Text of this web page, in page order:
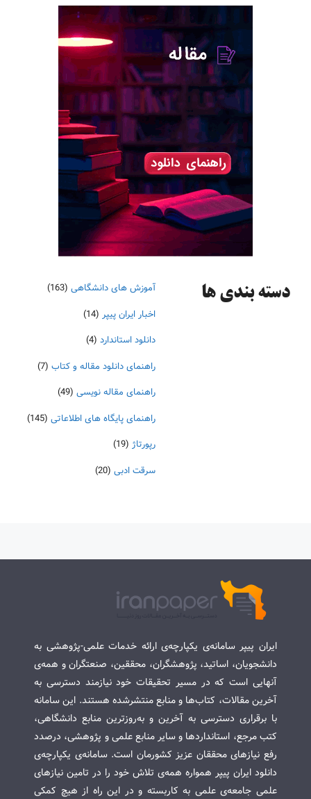
دسته‌ بندی ها آموزش های دانشگاهی (163)
اخبار ایران پیپر (14)
دانلود استاندارد (4)
راهنمای دانلود مقاله و کتاب (7)
راهنمای مقاله نویسی (49)
راهنمای پایگاه های اطلاعاتی (145)
رپورتاژ (19)
سرقت ادبی (20)
ایران پیپر سامانه‌ی یکپارچه‌ی ارائه خدمات علمی-پژوهشی به
دانشجویان، اساتید، پژوهشگران، محققین، صنعتگران و همه‌ی
آنهایی است که در مسیر تحقیقات خود نیازمند دسترسی به
آخرین مقالات، کتاب‌ها و منابع منتشرشده هستند. این سامانه
با برقراری دسترسی به آخرین و به‌روزترین منابع دانشگاهی،
کتب مرجع، استانداردها و سایر منابع علمی و پژوهشی، درصدد
رفع نیازهای محققان عزیز کشورمان است. سامانه‌ی یکپارچه‌ی
دانلود ایران پیپر همواره همه‌ی تلاش خود را در تامین نیازهای
علمی جامعه‌ی علمی به کاربسته و در این راه از هیچ کمکی